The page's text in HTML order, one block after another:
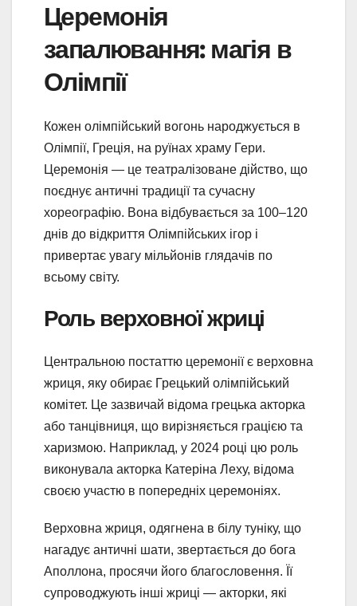
Церемонія
запалювання: магія в
Олімпії
Кожен олімпійський вогонь народжується в
Олімпії, Греція, на руїнах храму Гери.
Церемонія — це театралізоване дійство, що
поєднує античні традиції та сучасну
хореографію. Вона відбувається за 100–120
днів до відкриття Олімпійських ігор і
привертає увагу мільйонів глядачів по
всьому світу.
Роль верховної жриці
Центральною постаттю церемонії є верховна
жриця, яку обирає Грецький олімпійський
комітет. Це зазвичай відома грецька акторка
або танцівниця, що вирізняється грацією та
харизмою. Наприклад, у 2024 році цю роль
виконувала акторка Катеріна Леху, відома
своєю участю в попередніх церемоніях.
Верховна жриця, одягнена в білу туніку, що
нагадує античні шати, звертається до бога
Аполлона, просячи його благословення. Її
супроводжують інші жриці — акторки, які